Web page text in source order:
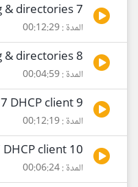
7 CentOS 7 installing & directories
المدة : 00:12:29
8 CentOS 7 installing & directories
المدة : 00:04:59
9 CentOS 7 DHCP client
المدة : 00:12:19
10 CentOS 7 DHCP client
المدة : 00:06:24